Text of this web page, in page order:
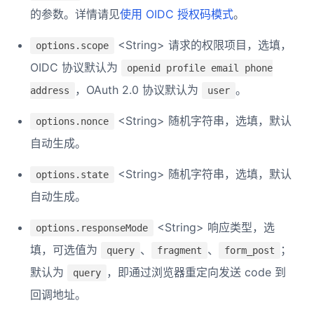
的参数。详情请见使用 OIDC 授权码模式。
options.scope
<String> 请求的权限项目，选填，
OIDC 协议默认为
openid profile email phone
address
，OAuth 2.0 协议默认为 user 。
options.nonce
<String> 随机字符串，选填，默认
自动生成。
options.state
<String> 随机字符串，选填，默认
自动生成。
options.responseMode
<String> 响应类型，选
填，可选值为
query 、 fragment 、 form_post
；
默认为
query
，即通过浏览器重定向发送 code 到
回调地址。